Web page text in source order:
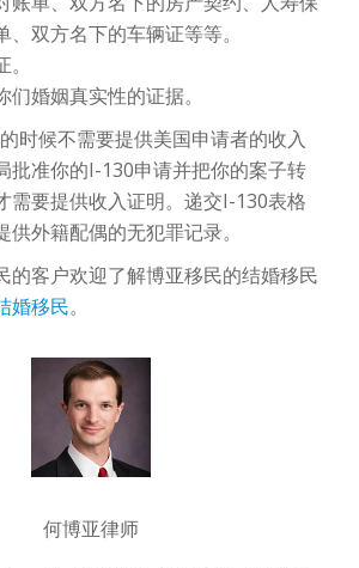
双方名下的车辆证等等。
婚姻真实性的证据。
时候不需要提供美国申请者的收入
批准你的I-130申请并把你的案子转
需要提供收入证明。递交I-130表格
外籍配偶的无犯罪记录。
的客户欢迎了解博亚移民的结婚移民
婚移民。
何博亚律师